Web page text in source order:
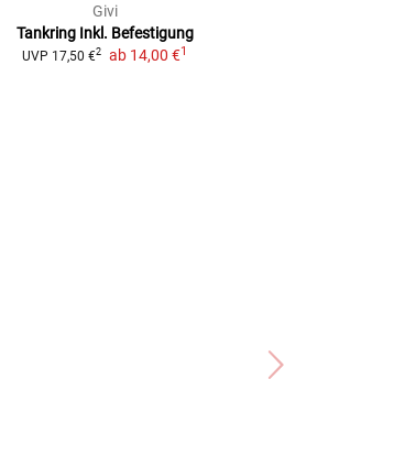
Givi
Tankring Inkl. Befestigung
UVP 17,50 €2 ab 14,00 €1